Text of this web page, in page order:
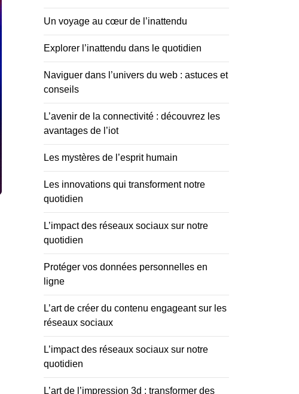
Un voyage au cœur de l’inattendu
Explorer l’inattendu dans le quotidien
Naviguer dans l’univers du web : astuces et
conseils
L’avenir de la connectivité : découvrez les
avantages de l’iot
Les mystères de l’esprit humain
Les innovations qui transforment notre
quotidien
L’impact des réseaux sociaux sur notre
quotidien
Protéger vos données personnelles en
ligne
L’art de créer du contenu engageant sur les
réseaux sociaux
L’impact des réseaux sociaux sur notre
quotidien
L’art de l’impression 3d : transformer des